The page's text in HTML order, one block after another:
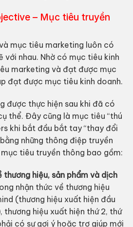
– Mục tiêu truyền
mục tiêu marketing luôn có
với nhau. Nhờ có mục tiêu kinh
marketing và đạt được mục
đạt được mục tiêu kinh doanh.
được thực hiện sau khi đã có
thể. Đây cũng là mục tiêu “thú
khi bắt đầu bắt tay “thay đổi
những thông điệp truyền
tiêu truyền thông bao gồm:
thương hiệu, sản phẩm và dịch
nhận thức về thương hiệu
(thương hiệu xuất hiện đầu
hiệu xuất hiện thứ 2, thứ
có sự gợi ý hoặc trợ giúp mới